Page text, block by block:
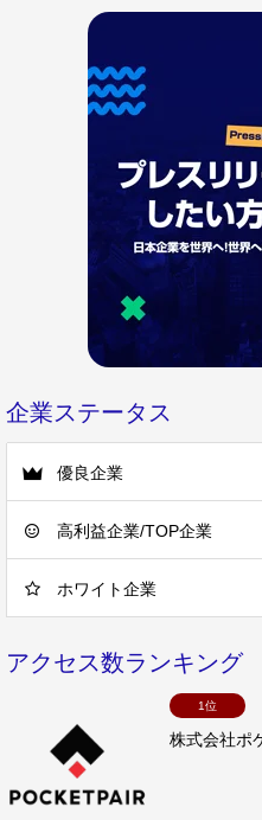
企業ステータス
優良企業
高利益企業/TOP企業
ホワイト企業
アクセス数ランキング
1位
株式会社ポ